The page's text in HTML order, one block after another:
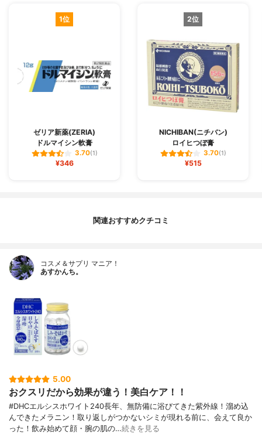
1位
ゼリア新薬(ZERIA)
ドルマイシン軟膏
3.70(1)
¥346
2位
NICHIBAN(ニチバン)
ロイヒつぼ膏
3.70(1)
¥515
関連おすすめクチコミ
コスメ＆サプリ マニア！
あすかんち。
5.00
おクスリだから効果が違う！美白ケア！！
#DHCエルシスホワイト240長年、無防備に浴びてきた紫外線！溜め込
んできたメラニン！取り返しがつかないシミが現れる前に、会えて良か
った！飲み始めて顔・腕の肌の…続きを見る